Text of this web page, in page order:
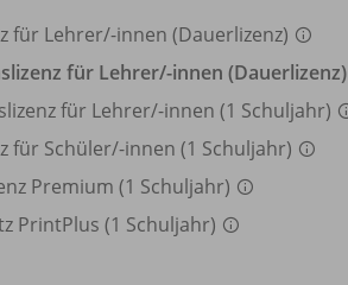
für Lehrer/-innen (Dauerlizenz)
für Lehrer/-innen (Dauerlizenz)
für Lehrer/-innen (1 Schuljahr)
für Schüler/-innen (1 Schuljahr)
Premium (1 Schuljahr)
PrintPlus (1 Schuljahr)